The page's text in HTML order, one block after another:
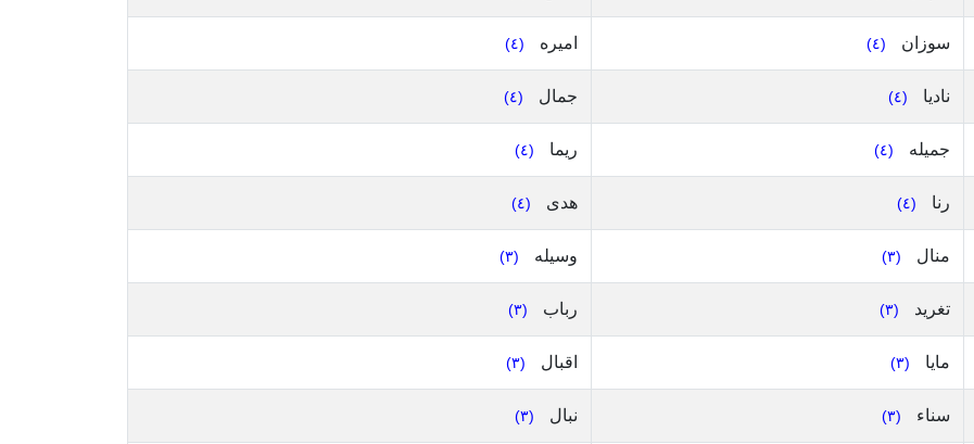
سوزان (٤) اميره (٤)
ناديا (٤) جمال (٤)
جميله (٤) ريما (٤)
رنا (٤) هدى (٤)
منال (٣) وسيله (٣)
تغريد (٣) رباب (٣)
مايا (٣) اقبال (٣)
سناء (٣) نبال (٣)